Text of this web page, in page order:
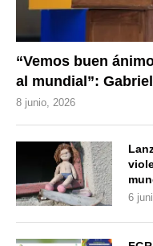
“Vemos buen
al mundial”:
8 junio, 2026
6